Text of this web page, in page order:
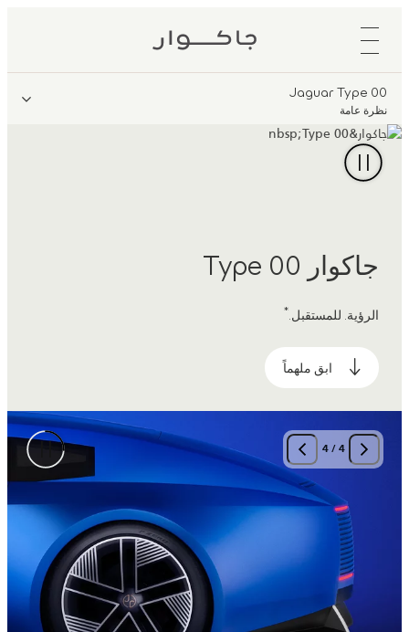
Jaguar Type 00
نظرة عامة
جاكوار Type 00
الرؤية. للمستقبل. *
ابق ملهماً
4
/
4